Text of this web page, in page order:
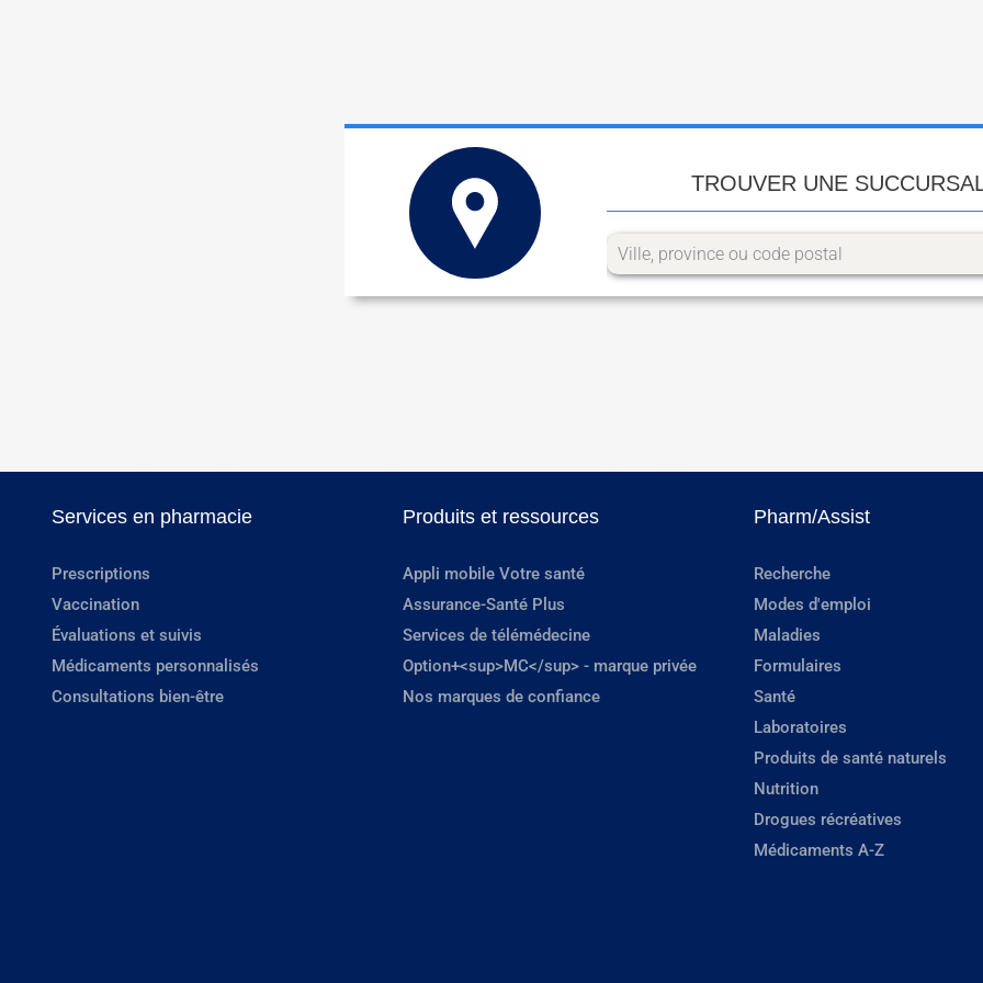
TROUVER UNE
Services en pharmacie
Prescriptions
Vaccination
Évaluations et suivis
Médicaments personnalisés
Consultations bien-être
Produits et ressources
Appli mobile Votre santé
Assurance-Santé Plus
Services de télémédecine
Option+<sup>MC</sup> - marque privée
Nos marques de confiance
Pharm/Assist
Recherche
Modes d'emploi
Maladies
Formulaires
Santé
Laboratoires
Produits de santé naturels
Nutrition
Drogues récréatives
Médicaments A-Z